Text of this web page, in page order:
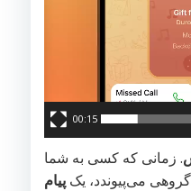
00:15
. زمانی که کسی به شما
می‌پیوندد، یک پیام